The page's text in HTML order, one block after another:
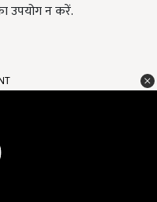
उपयोग न करें.